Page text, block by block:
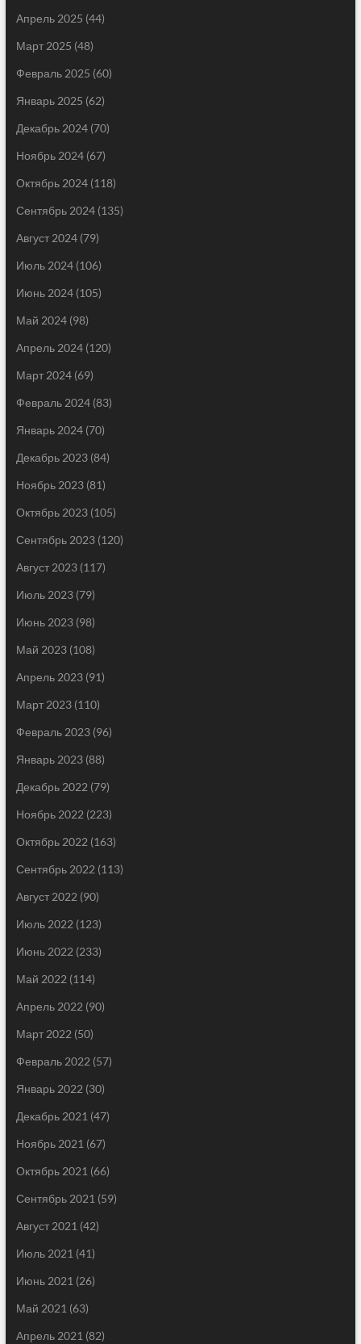
Апрель 2025 (44)
Март 2025 (48)
Февраль 2025 (60)
Январь 2025 (62)
Декабрь 2024(70)
Ноябрь 2024(67)
Октябрь 2024(118)
Сентябрь 2024(135)
Август 2024(79)
Июль 2024(106)
Июнь 2024(105)
Май 2024(98)
Апрель 2024(120)
Март 2024(69)
Февраль 2024(83)
Январь 2024(70)
Декабрь 2023(84)
Ноябрь 2023(81)
Октябрь 2023(105)
Сентябрь 2023(120)
Август 2023(117)
Июль 2023(79)
Июнь 2023(98)
Май 2023(108)
Апрель 2023(91)
Март 2023(110)
Февраль 2023(96)
Январь 2023(88)
Декабрь 2022 (79)
Ноябрь 2022 (223)
Октябрь 2022 (163)
Сентябрь 2022 (113)
Август 2022 (90)
Июль 2022 (123)
Июнь 2022 (233)
Май 2022 (114)
Апрель 2022 (90)
Март 2022 (50)
Февраль 2022 (57)
Январь 2022 (30)
Декабрь 2021 (47)
Ноябрь 2021 (67)
Октябрь 2021 (66)
Сентябрь 2021 (59)
Август 2021 (42)
Июль 2021 (41)
Июнь 2021 (26)
Май 2021 (63)
Апрель 2021 (82)